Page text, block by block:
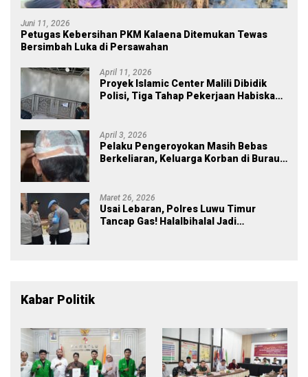
Juni 11, 2026
Petugas Kebersihan PKM Kalaena Ditemukan Tewas
Bersimbah Luka di Persawahan
April 11, 2026
Proyek Islamic Center Malili Dibidik
Polisi, Tiga Tahap Pekerjaan Habiskan
April 3, 2026
Pelaku Pengeroyokan Masih Bebas
Berkeliaran, Keluarga Korban di Burau
Maret 26, 2026
Usai Lebaran, Polres Luwu Timur
Tancap Gas! Halalbihalal Jadi
Kabar Politik